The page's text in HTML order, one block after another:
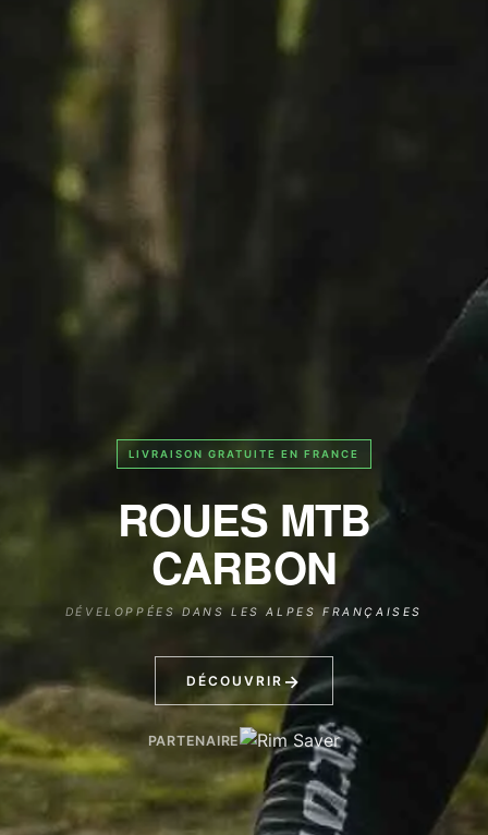
LIVRAISON GRATUITE EN FRANCE
ROUES MTB
CARBON
DÉVELOPPÉES DANS LES ALPES FRANÇAISES
DÉCOUVRIR →
PARTENAIRE